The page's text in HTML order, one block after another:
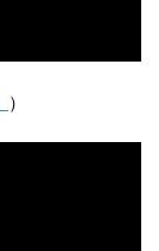
）